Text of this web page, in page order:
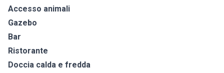
Accesso animali
Gazebo
Bar
Ristorante
Doccia calda e fredda